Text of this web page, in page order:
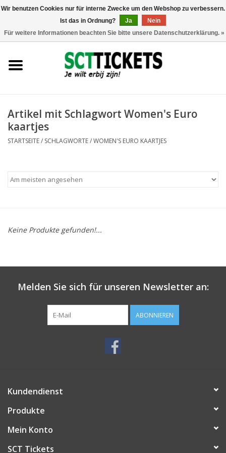
Artikel mit Schlagwort Women's Euro
kaartjes
STARTSEITE/ SCHLAGWORTE/WOMEN'S EURO KAARTJES
Keine Produkte gefunden!...
Melden Sie sich für unseren Newsletter an:
ABONNIEREN
Kundendienst
Produkte
Mein Konto
SCT Tickets
Wir benutzen Cookies nur für interne Zwecke um den Webshop zu verbessern.
Ist das in Ordnung?
Ja
Nein
Für weitere Informationen beachten Sie bitte unsere Datenschutzerklärung. »